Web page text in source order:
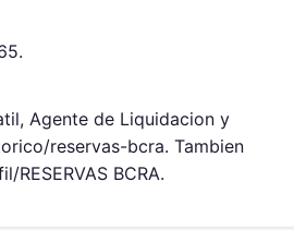
Agente de Liquidacion y
reservas-bcra. Tambien
BCRA.